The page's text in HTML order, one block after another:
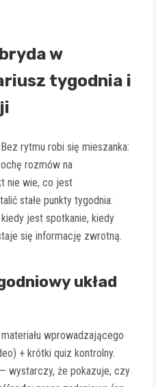
w
tygodnia i
rytmu robi się mieszanka:
rozmów na
nie wie, co jest
stałe punkty tygodnia:
jest spotkanie, kiedy
się informację zwrotną.
układ
wprowadzającego
+ krótki quiz kontrolny.
wystarczy, że pokazuje, czy